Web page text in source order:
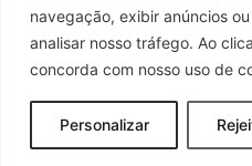
navegação, exibir anúncios
analisar nosso tráfego. Ao
concorda com nosso uso de
Personalizar
M2 COMUNICACAO
22.040.734/0001-37 – Rua